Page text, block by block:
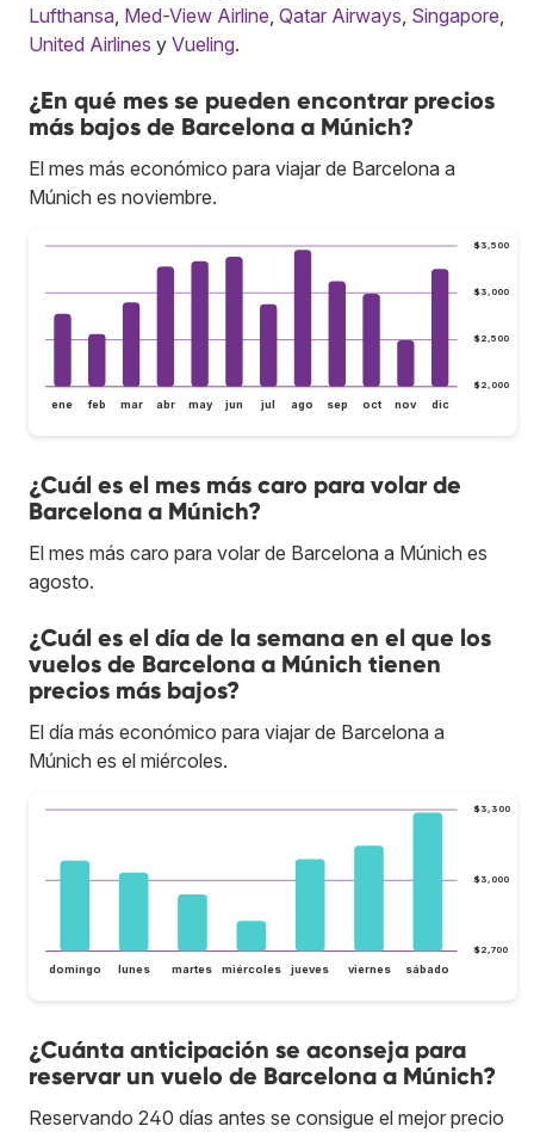
Lufthansa Med-View Airline Qatar Airways Singapore
United Airlines y Vueling.
¿En qué mes se pueden encontrar precios
más bajos de Barcelona a Múnich?
El mes más económico para viajar de Barcelona a
Múnich es noviembre.
$2,000
$2,500
$3,000
$3,500
ene feb mar abr may jun jul ago sep oct nov dic
¿Cuál es el mes más caro para volar de
Barcelona a Múnich?
El mes más caro para volar de Barcelona a Múnich es
agosto.
¿Cuál es el día de la semana en el que los
vuelos de Barcelona a Múnich tienen
precios más bajos?
El día más económico para viajar de Barcelona a
Múnich es el miércoles.
$2,700
$3,000
$3,300
domingo lunes martes miércoles jueves viernes sábado
¿Cuánta anticipación se aconseja para
reservar un vuelo de Barcelona a Múnich?
Reservando 240 días antes se consigue el mejor precio